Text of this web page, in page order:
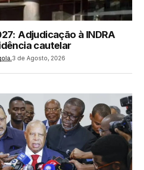
Adjudicação à INDRA
cautelar
3 de Agosto, 2026